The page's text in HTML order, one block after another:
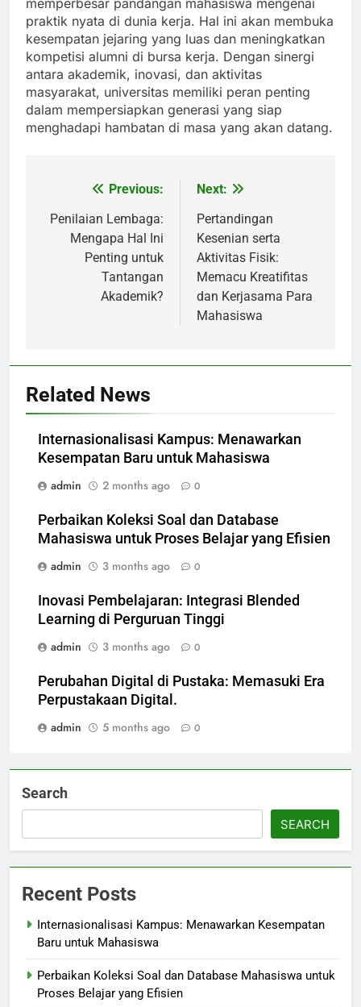
memperbesar pandangan mahasiswa mengenai
praktik nyata di dunia kerja. Hal ini akan membuka
kesempatan jejaring yang luas dan meningkatkan
kompetisi alumni di bursa kerja. Dengan sinergi
antara akademik, inovasi, dan aktivitas
masyarakat, universitas memiliki peran penting
dalam mempersiapkan generasi yang siap
menghadapi hambatan di masa yang akan datang.
navigation
Previous:
Penilaian Lembaga:
Mengapa Hal Ini
Penting untuk
Tantangan
Akademik?
Next:
Pertandingan
Kesenian serta
Aktivitas Fisik:
Memacu Kreatifitas
dan Kerjasama Para
Mahasiswa
Related News
Internasionalisasi Kampus: Menawarkan
Kesempatan Baru untuk Mahasiswa
admin
2 months ago 0
Perbaikan Koleksi Soal dan Database
Mahasiswa untuk Proses Belajar yang Efisien
admin
3 months ago 0
Inovasi Pembelajaran: Integrasi Blended
Learning di Perguruan Tinggi
admin
3 months ago 0
Perubahan Digital di Pustaka: Memasuki Era
Perpustakaan Digital.
admin
5 months ago 0
Search
SEARCH
Recent Posts
Internasionalisasi Kampus: Menawarkan Kesempatan
Baru untuk Mahasiswa
Perbaikan Koleksi Soal dan Database Mahasiswa untuk
Proses Belajar yang Efisien